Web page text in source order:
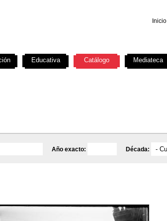
Inicio
Año exacto: Década:
Educativa Catálogo Mediateca